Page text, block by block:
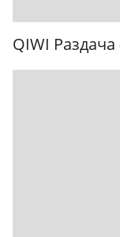
QIWI Раздача